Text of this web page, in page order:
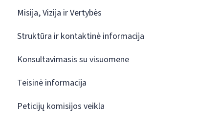
Misija, Vizija ir Vertybės
Struktūra ir kontaktinė informacija
Konsultavimasis su visuomene
Teisinė informacija
Peticijų komisijos veikla